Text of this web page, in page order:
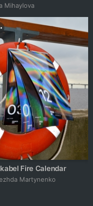
Mihaylova
Fire Calendar
Martynenko